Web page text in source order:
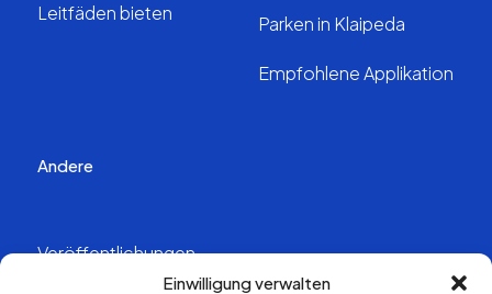
Einwilligung verwalten
Leitfäden bieten Parken in Klaipeda
Empfohlene Applikation
Andere
Veröffentlichungen